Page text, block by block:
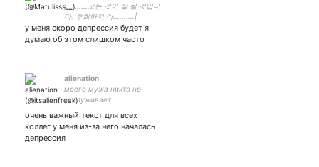
|..........모든 것이 잘 될 것입니
다. 후회하지 마..........|
у меня скоро депрессия будет я
думаю об этом слишком часто
alienation
моего мужа никто не
заслуживает
очень важный текст для всех
коллег у меня из-за него началась
депрессия